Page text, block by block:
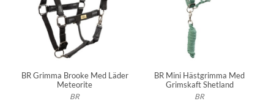
BR Grimma Brooke Med Läder
Meteorite
BR
BR Mini Hästgrimma Med
Grimskaft Shetland
BR